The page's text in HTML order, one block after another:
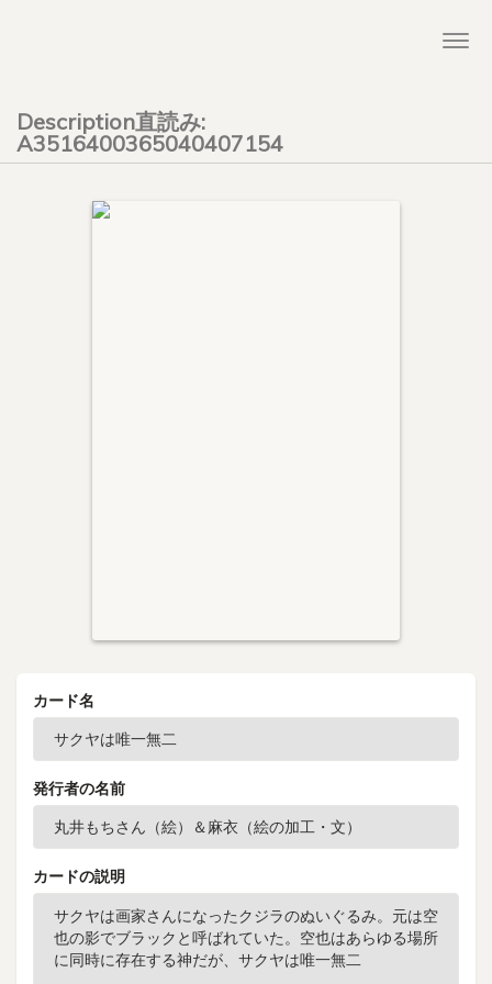
Description直読み:
A3516400365040407154
カード名
発行者の名前
カードの説明